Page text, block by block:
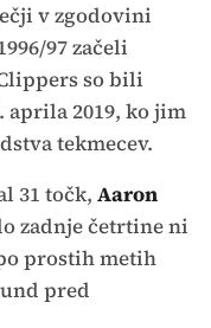
v zgodovini
97 začeli
so bili
aprila 2019, ko jim
tekmecev.
31 točk, Aaron
zadnje četrtine ni
prostih metih
pred